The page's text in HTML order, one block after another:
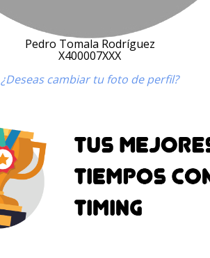
Pedro Tomala Rodríguez
X400007XXX
¿Deseas cambiar tu foto de perfil?